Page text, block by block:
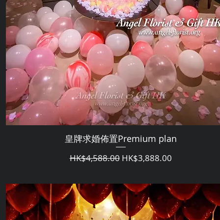
皇牌求婚佈置Premium plan
Regular Price
HK$4,588.00 Sale Price
HK$3,888.00